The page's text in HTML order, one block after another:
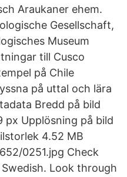
Araukaner ehem.
Gesellschaft,
Museum
till Cusco
på Chile
på uttal och lära
Bredd på bild
px Upplösning på bild
4.52 MB
0251.jpg Check
Look through